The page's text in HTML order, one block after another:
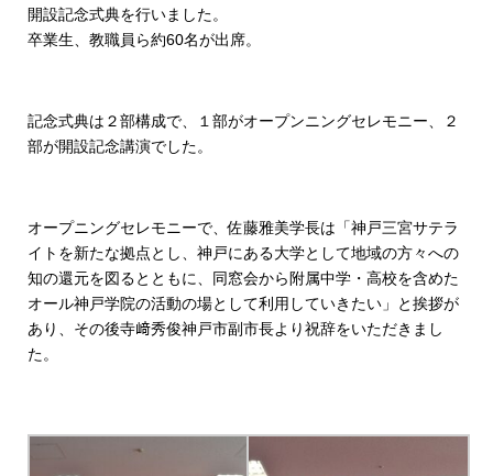
開設記念式典を行いました。
卒業生、教職員ら約60名が出席。
記念式典は２部構成で、１部がオープンニングセレモニー、２
部が開設記念講演でした。
オープニングセレモニーで、佐藤雅美学長は「神戸三宮サテラ
イトを新たな拠点とし、神戸にある大学として地域の方々への
知の還元を図るとともに、同窓会から附属中学・高校を含めた
オール神戸学院の活動の場として利用していきたい」と挨拶が
あり、その後寺﨑秀俊神戸市副市長より祝辞をいただきまし
た。